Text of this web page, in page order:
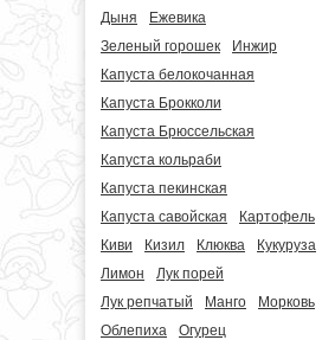
Дыня
Ежевика
Зеленый горошек
Инжир
Капуста белокочанная
Капуста Брокколи
Капуста Брюссельская
Капуста кольраби
Капуста пекинская
Капуста савойская
Картофель
Киви
Кизил Клюква
Кукуруза
Лимон
Лук порей
Лук репчатый
Манго
Морковь
Облепиха
Огурец